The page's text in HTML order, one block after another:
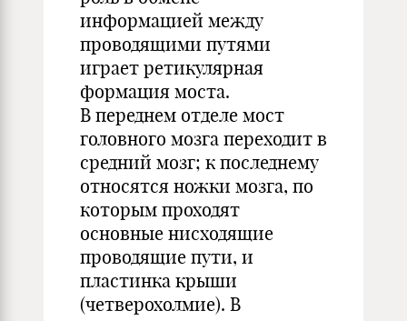
информацией между
проводящими путями
играет ретикулярная
формация моста.
В переднем отделе мост
головного мозга переходит в
средний мозг; к последнему
относятся ножки мозга, по
которым проходят
основные нисходящие
проводящие пути, и
пластинка крыши
(четверохолмие). В